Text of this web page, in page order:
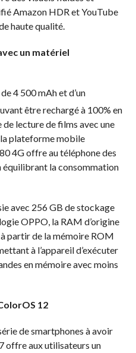
Amazon HDR et YouTube
haute qualité.
un matériel
4 500 mAh et d’un
être rechargé à 100% en
lecture de films avec une
la plateforme mobile
4G offre au téléphone des
la consommation
avec 256 GB de stockage
OPPO, la RAM d’origine
partir de la mémoire ROM
à l’appareil d’exécuter
en mémoire avec moins
12
de smartphones à avoir
offre aux utilisateurs un